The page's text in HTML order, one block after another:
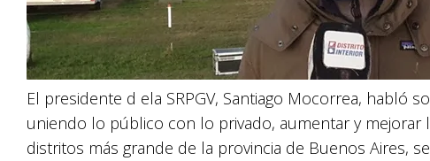
El presidente d ela SRPGV, Santiago Mocorrea, habló
uniendo lo público con lo privado, aumentar y mejorar
distritos más grande de la provincia de Buenos Aires,